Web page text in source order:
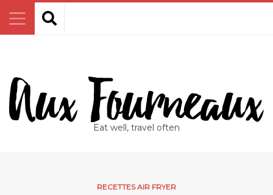
Eat well, travel often
RECETTES AIR FRYER